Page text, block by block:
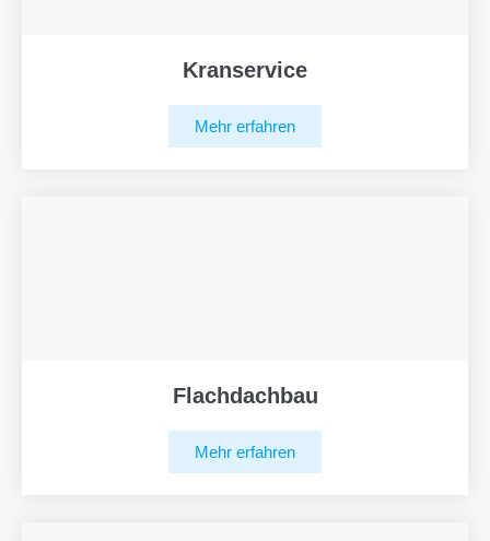
Kranservice
Mehr erfahren
Flachdachbau
Mehr erfahren